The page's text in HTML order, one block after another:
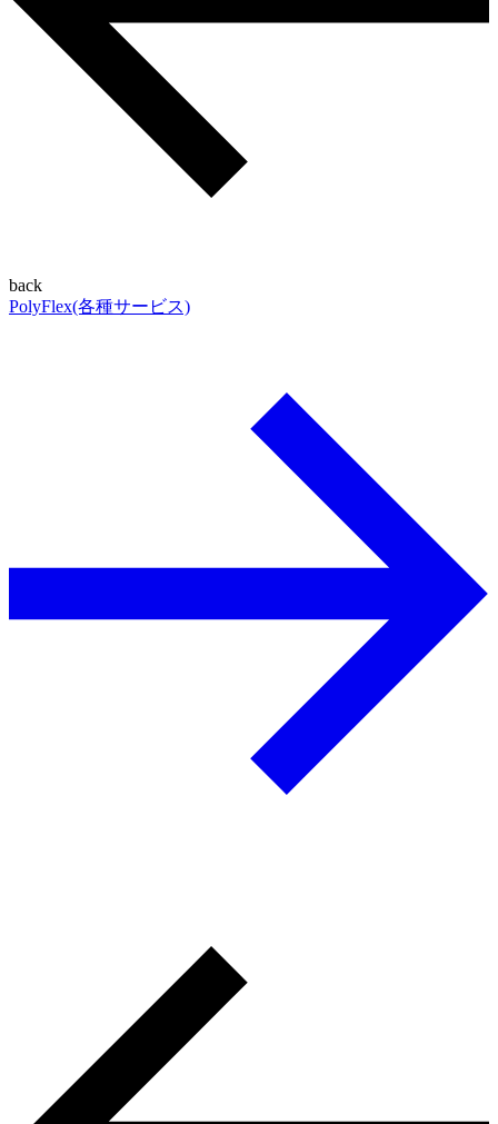
back
PolyFlex(各種サービス)